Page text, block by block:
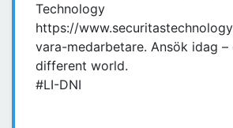
Technology
https://
vara-medarbetare. Ansök idag –
different world.
#LI-DNI